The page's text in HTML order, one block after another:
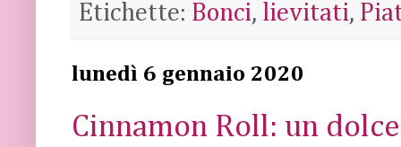
Etichette: Bonci, lievitati,
lunedì 6 gennaio 2020
Cinnamon Roll: un